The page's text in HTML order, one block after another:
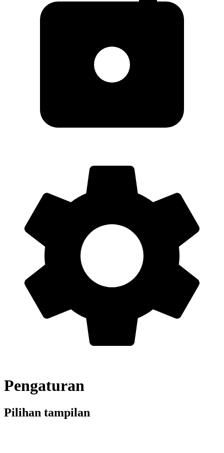
Pengaturan
Pilihan tampilan